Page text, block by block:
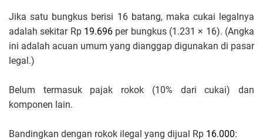
Jika satu bungkus berisi 16 batang, maka cukai legalnya
adalah sekitar Rp 19.696 per bungkus (1.231 × 16). (Angka
ini adalah acuan umum yang dianggap digunakan di pasar
legal.)
Belum termasuk pajak rokok (10% dari cukai) dan
komponen lain.
Bandingkan dengan rokok ilegal yang dijual Rp 16.000: